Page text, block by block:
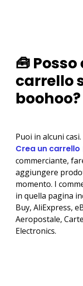
🧰
carrello
boohoo?
Puoi in alcuni
Crea un carrello
commerciante,
aggiungere
momento. I
in quella pagina
Buy, AliExpress,
Aeropostale,
Electronics.